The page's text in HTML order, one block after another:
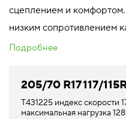
сцеплением и
низким сопротивлением
Подробнее
205/70 R17 117/
T431225 индекс скорости
максимальная нагрузка